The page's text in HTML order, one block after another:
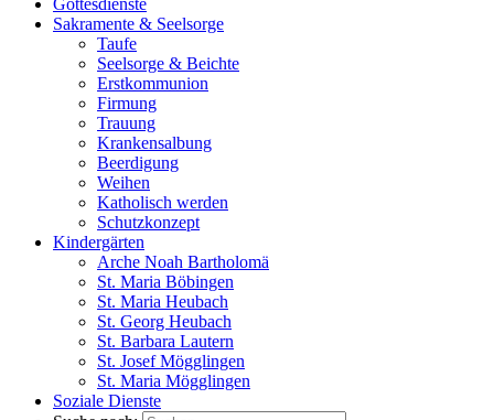
Gottesdienste
Sakramente & Seelsorge
Taufe
Seelsorge & Beichte
Erstkommunion
Firmung
Trauung
Krankensalbung
Beerdigung
Weihen
Katholisch werden
Schutzkonzept
Kindergärten
Arche Noah Bartholomä
St. Maria Böbingen
St. Maria Heubach
St. Georg Heubach
St. Barbara Lautern
St. Josef Mögglingen
St. Maria Mögglingen
Soziale Dienste